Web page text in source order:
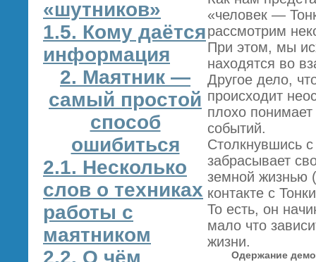
«шутников»
1.5. Кому даётся
информация
2. Маятник —
самый простой
способ
ошибиться
2.1. Несколько
слов о техниках
работы с
маятником
2.2. О чём
«человек —
рассмотрим
При этом, мы
находятся во
Другое дело,
происходит
плохо
событий.
Столкнувшись
забрасывает
земной жизнью
контакте с
То есть, он
мало что
жизни.
Одержание